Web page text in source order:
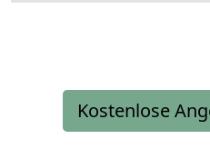
Kostenlose